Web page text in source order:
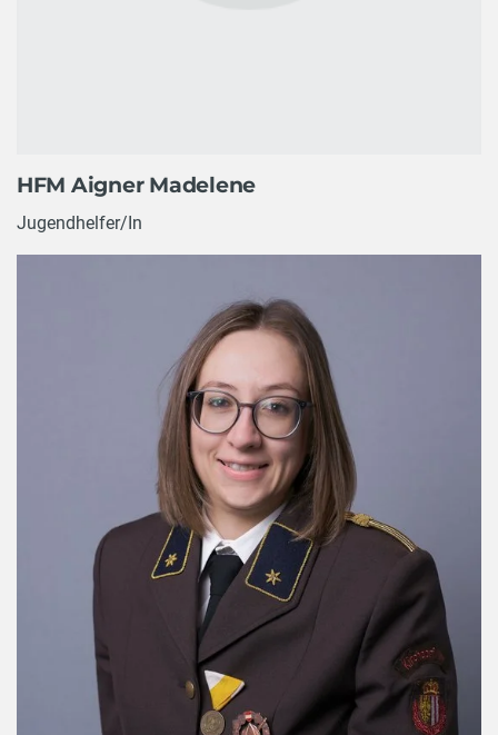
HFM Aigner Madelene
Jugendhelfer/In